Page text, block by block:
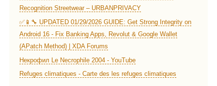
Recognition Streetwear – URBANPRIVACY
✅📱🔧 UPDATED 01/29/2026 GUIDE: Get Strong Integrity on
Android 16 - Fix Banking Apps, Revolut & Google Wallet
(APatch Method) | XDA Forums
Некрофил Le Necrophile 2004 - YouTube
Refuges climatiques - Carte des les refuges climatiques